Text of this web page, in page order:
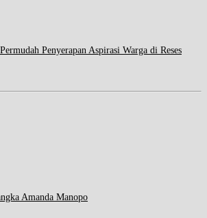
Penyerapan Aspirasi Warga di Reses
Amanda Manopo